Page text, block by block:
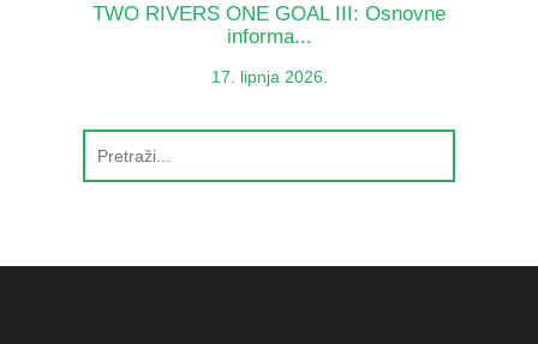
TWO RIVERS ONE GOAL III: Osnovne
informa...
17. lipnja 2026.